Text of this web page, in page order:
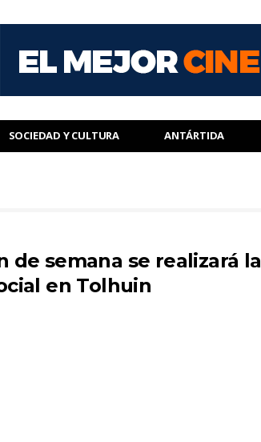
SOCIEDAD Y CULTURA ANTÁRTIDA
de semana se realizará la
en Tolhuin